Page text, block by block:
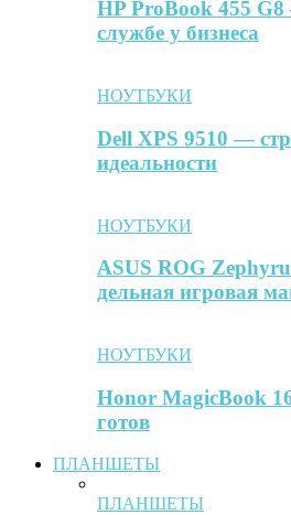
HP ProBook 455 G8
службе у бизнеса
НОУТБУКИ
Dell XPS 9510 —
идеальности
НОУТБУКИ
ASUS ROG
дельная игровая
НОУТБУКИ
Honor MagicBook
готов
ПЛАНШЕТЫ
ПЛАНШЕТЫ